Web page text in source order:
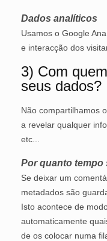
Dados analíticos
Usamos o Google
e interacção dos
3) Com
seus dados?
Não compartilhamos
a revelar qualquer
etc...
Por quanto tempo
Se deixar um
metadados são
Isto acontece de
automaticamente
de os colocar numa